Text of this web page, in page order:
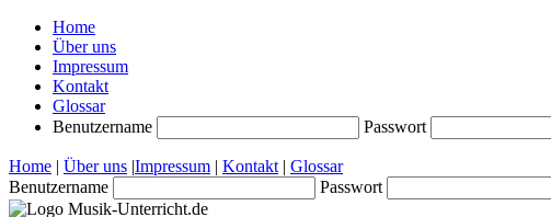
Home
Über uns
Impressum
Kontakt
Glossar
Benutzername
Passwort
Home | Über uns |Impressum | Kontakt | Glossar
Benutzername
Passwort